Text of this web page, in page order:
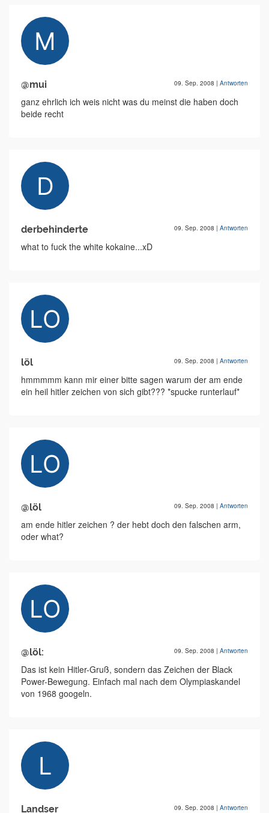
@mui 09. Sep. 2008 | Antworten
ganz ehrlich ich weis nicht was du meinst die haben doch
beide recht
derbehinderte 09. Sep. 2008 | Antworten
what to fuck the white kokaine...xD
löl 09. Sep. 2008 | Antworten
hmmmmm kann mir einer bitte sagen warum der am ende
ein heil hitler zeichen von sich gibt??? *spucke runterlauf*
@löl 09. Sep. 2008 | Antworten
am ende hitler zeichen ? der hebt doch den falschen arm,
oder what?
@löl: 09. Sep. 2008 | Antworten
Das ist kein Hitler-Gruß, sondern das Zeichen der Black
Power-Bewegung. Einfach mal nach dem Olympiaskandel
von 1968 googeln.
Landser 09. Sep. 2008 | Antworten